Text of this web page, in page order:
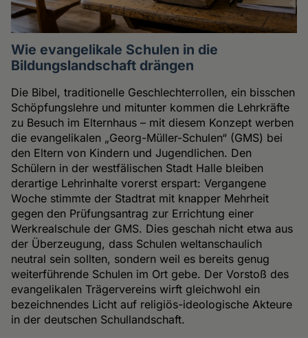
Wie evangelikale Schulen in die
Bildungslandschaft drängen
Die Bibel, traditionelle Geschlechterrollen, ein bisschen
Schöpfungslehre und mitunter kommen die Lehrkräfte
zu Besuch im Elternhaus – mit diesem Konzept werben
die evangelikalen „Georg-Müller-Schulen“ (GMS) bei
den Eltern von Kindern und Jugendlichen. Den
Schülern in der westfälischen Stadt Halle bleiben
derartige Lehrinhalte vorerst erspart: Vergangene
Woche stimmte der Stadtrat mit knapper Mehrheit
gegen den Prüfungsantrag zur Errichtung einer
Werkrealschule der GMS. Dies geschah nicht etwa aus
der Überzeugung, dass Schulen weltanschaulich
neutral sein sollten, sondern weil es bereits genug
weiterführende Schulen im Ort gebe. Der Vorstoß des
evangelikalen Trägervereins wirft gleichwohl ein
bezeichnendes Licht auf religiös-ideologische Akteure
in der deutschen Schullandschaft.